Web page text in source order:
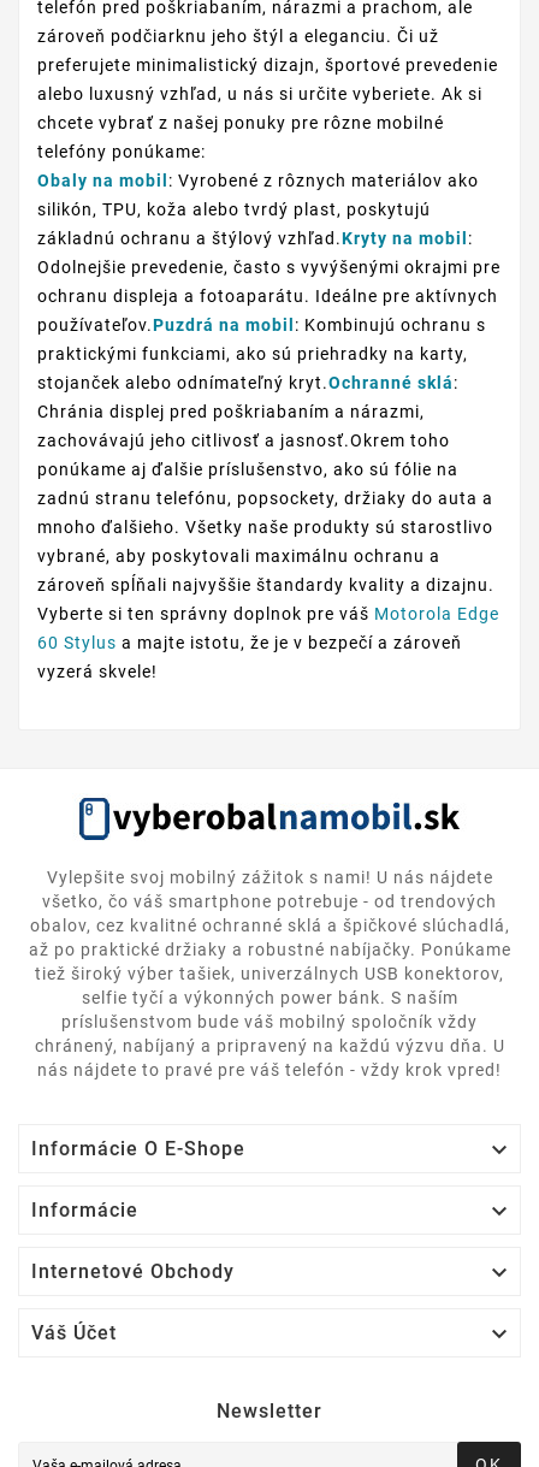
telefón pred poškriabaním, nárazmi a prachom, ale
zároveň podčiarknu jeho štýl a eleganciu. Či už
preferujete minimalistický dizajn, športové prevedenie
alebo luxusný vzhľad, u nás si určite vyberiete. Ak si
chcete vybrať z našej ponuky pre rôzne mobilné
telefóny ponúkame:
Obaly na mobil : Vyrobené z rôznych materiálov ako
silikón, TPU, koža alebo tvrdý plast, poskytujú
základnú ochranu a štýlový vzhľad.Kryty na mobil :
Odolnejšie prevedenie, často s vyvýšenými okrajmi pre
ochranu displeja a fotoaparátu. Ideálne pre aktívnych
používateľov.Puzdrá na mobil : Kombinujú ochranu s
praktickými funkciami, ako sú priehradky na karty,
stojanček alebo odnímateľný kryt.Ochranné sklá:
Chránia displej pred poškriabaním a nárazmi,
zachovávajú jeho citlivosť a jasnosť.Okrem toho
ponúkame aj ďalšie príslušenstvo, ako sú fólie na
zadnú stranu telefónu, popsockety, držiaky do auta a
mnoho ďalšieho. Všetky naše produkty sú starostlivo
vybrané, aby poskytovali maximálnu ochranu a
zároveň spĺňali najvyššie štandardy kvality a dizajnu.
Vyberte si ten správny doplnok pre váš Motorola Edge
60 Stylus a majte istotu, že je v bezpečí a zároveň
vyzerá skvele!
Vylepšite svoj mobilný zážitok s nami! U nás nájdete
všetko, čo váš smartphone potrebuje - od trendových
obalov, cez kvalitné ochranné sklá a špičkové slúchadlá,
až po praktické držiaky a robustné nabíjačky. Ponúkame
tiež široký výber tašiek, univerzálnych USB konektorov,
selfie tyčí a výkonných power bánk. S naším
príslušenstvom bude váš mobilný spoločník vždy
chránený, nabíjaný a pripravený na každú výzvu dňa. U
nás nájdete to pravé pre váš telefón - vždy krok vpred!
Informácie O E-Shope 
Informácie 
Internetové Obchody 
Váš Účet 
Newsletter